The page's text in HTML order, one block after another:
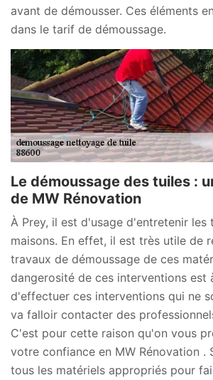
avant de démousser. Ces éléments
dans le tarif de démoussage.
Le démoussage des tuiles :
de MW Rénovation
À Prey, il est d'usage d'entretenir les
maisons. En effet, il est très utile de
travaux de démoussage de ces
dangerosité de ces interventions est
d'effectuer ces interventions qui ne
va falloir contacter des
C'est pour cette raison qu'on vous
votre confiance en MW Rénovation .
tous les matériels appropriés pour